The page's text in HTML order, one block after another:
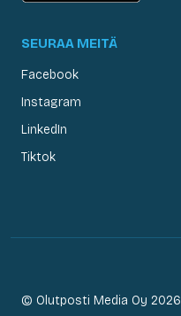
SEURAA MEITÄ
Facebook
Instagram
LinkedIn
Tiktok
© Olutposti Media Oy 2026